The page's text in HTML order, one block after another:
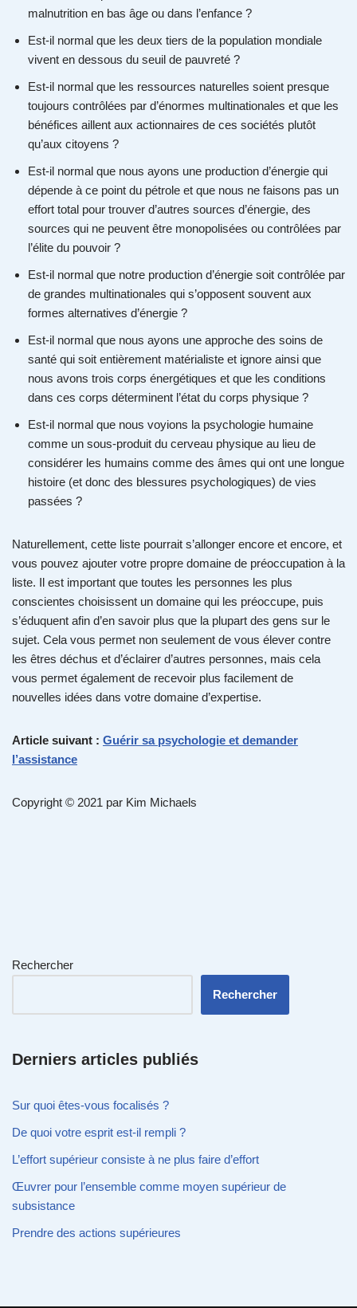
malnutrition en bas âge ou dans l’enfance ?
Est-il normal que les deux tiers de la population mondiale
vivent en dessous du seuil de pauvreté ?
Est-il normal que les ressources naturelles soient presque
toujours contrôlées par d’énormes multinationales et que les
bénéfices aillent aux actionnaires de ces sociétés plutôt
qu’aux citoyens ?
Est-il normal que nous ayons une production d’énergie qui
dépende à ce point du pétrole et que nous ne faisons pas un
effort total pour trouver d’autres sources d’énergie, des
sources qui ne peuvent être monopolisées ou contrôlées par
l’élite du pouvoir ?
Est-il normal que notre production d’énergie soit contrôlée par
de grandes multinationales qui s’opposent souvent aux
formes alternatives d’énergie ?
Est-il normal que nous ayons une approche des soins de
santé qui soit entièrement matérialiste et ignore ainsi que
nous avons trois corps énergétiques et que les conditions
dans ces corps déterminent l’état du corps physique ?
Est-il normal que nous voyions la psychologie humaine
comme un sous-produit du cerveau physique au lieu de
considérer les humains comme des âmes qui ont une longue
histoire (et donc des blessures psychologiques) de vies
passées ?
Naturellement, cette liste pourrait s’allonger encore et encore, et
vous pouvez ajouter votre propre domaine de préoccupation à la
liste. Il est important que toutes les personnes les plus
conscientes choisissent un domaine qui les préoccupe, puis
s’éduquent afin d’en savoir plus que la plupart des gens sur le
sujet. Cela vous permet non seulement de vous élever contre
les êtres déchus et d’éclairer d’autres personnes, mais cela
vous permet également de recevoir plus facilement de
nouvelles idées dans votre domaine d’expertise.
Article suivant : Guérir sa psychologie et demander
l’assistance
Copyright © 2021 par Kim Michaels
Rechercher
Rechercher
Derniers articles publiés
Sur quoi êtes-vous focalisés ?
De quoi votre esprit est-il rempli ?
L’effort supérieur consiste à ne plus faire d’effort
Œuvrer pour l’ensemble comme moyen supérieur de
subsistance
Prendre des actions supérieures